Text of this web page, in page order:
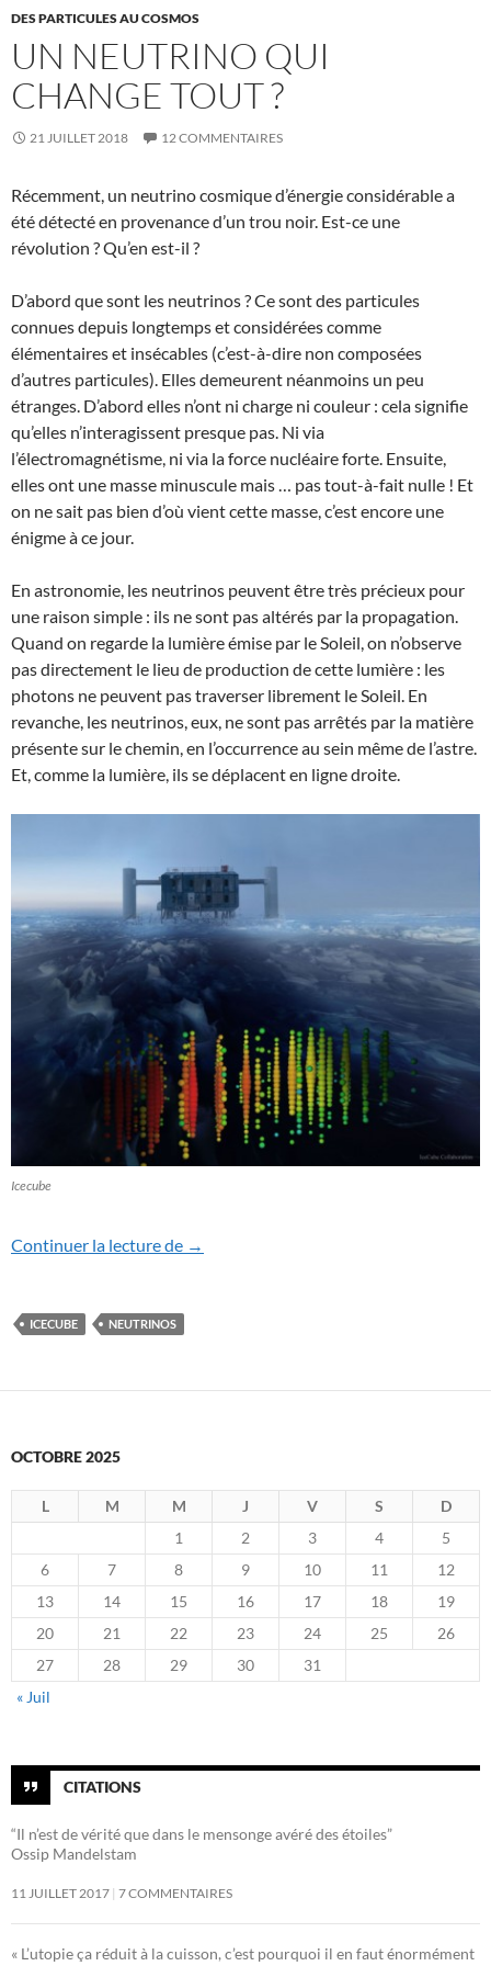
DES PARTICULES AU COSMOS
UN NEUTRINO QUI
CHANGE TOUT ?
21 JUILLET 2018 12 COMMENTAIRES
Récemment, un neutrino cosmique d’énergie considérable a
été détecté en provenance d’un trou noir. Est-ce une
révolution ? Qu’en est-il ?
D’abord que sont les neutrinos ? Ce sont des particules
connues depuis longtemps et considérées comme
élémentaires et insécables (c’est-à-dire non composées
d’autres particules). Elles demeurent néanmoins un peu
étranges. D’abord elles n’ont ni charge ni couleur : cela signifie
qu’elles n’interagissent presque pas. Ni via
l’électromagnétisme, ni via la force nucléaire forte. Ensuite,
elles ont une masse minuscule mais … pas tout-à-fait nulle ! Et
on ne sait pas bien d’où vient cette masse, c’est encore une
énigme à ce jour.
En astronomie, les neutrinos peuvent être très précieux pour
une raison simple : ils ne sont pas altérés par la propagation.
Quand on regarde la lumière émise par le Soleil, on n’observe
pas directement le lieu de production de cette lumière : les
photons ne peuvent pas traverser librement le Soleil. En
revanche, les neutrinos, eux, ne sont pas arrêtés par la matière
présente sur le chemin, en l’occurrence au sein même de l’astre.
Et, comme la lumière, ils se déplacent en ligne droite.
Icecube
Continuer la lecture de Un neutrino qui change tout ?
→
ICECUBE NEUTRINOS
OCTOBRE 2025
L M M J V S
D
1
2 3 4
5
6
7 8 9 10 11
12
13
14 15 16 17 18
19
20
21 22 23 24 25
26
27
28 29 30
31
« Juil
CITATIONS
“Il n’est de vérité que dans le mensonge avéré des étoiles”
Ossip Mandelstam
11 JUILLET 2017 7 COMMENTAIRES
« L’utopie ça réduit à la cuisson, c’est pourquoi il en faut énormément